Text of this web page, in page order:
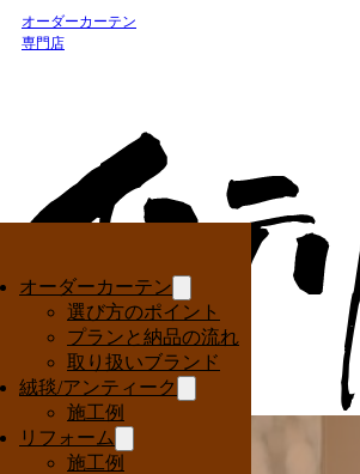
オーダーカーテン
専門店
オーダーカーテン
選び方のポイント
プランと納品の流れ
取り扱いブランド
絨毯/アンティーク
施工例
リフォーム
施工例